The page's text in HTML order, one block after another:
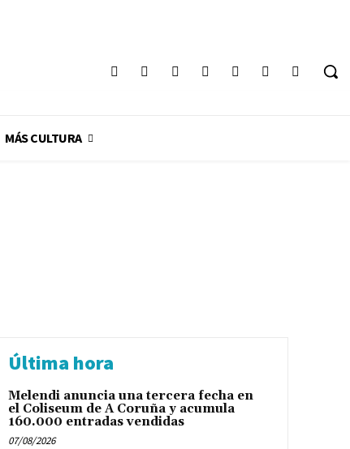
MÁS CULTURA
Última hora
Melendi anuncia una tercera fecha en
el Coliseum de A Coruña y acumula
160.000 entradas vendidas
07/08/2026